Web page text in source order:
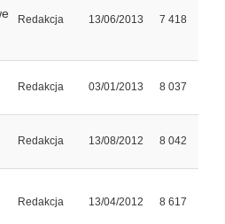
Redakcja 13/06/2013 7 418
Redakcja 03/01/2013 8 037
Redakcja 13/08/2012 8 042
Redakcja 13/04/2012 8 617